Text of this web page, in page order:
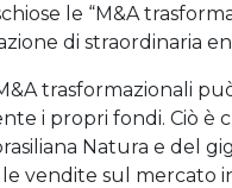
le “M&A
di straordinaria
trasformazionali
i propri fondi. Ciò è
Natura e del
vendite sul mercato